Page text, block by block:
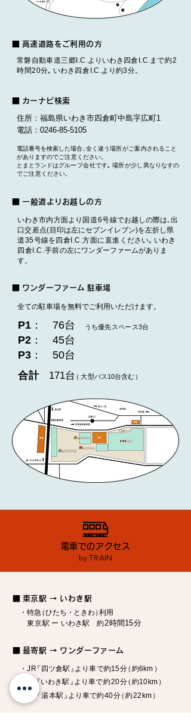
高速道路をご利用の方
常磐自動車道三郷I.C .よりいわき 四倉I.C.まで約2
時間20分｡​ いわき 四 倉 I.C.より 約3分。
■ カーナビ検索
住所：福島県いわき市四倉町中島字広町1
電話：0246-85-5105
電話番号を検索した場合､ 全く違う場所がご案内されること
がありますのでご注意ください。
とまとランドはグループ会社です｡ 場所が少し異なりなすの
でご注意ください。
一般道 よ りお越しの方
いわき市内方面より 国道6号線でお越しの際は､ 出
口交差点( 目印は左にセブンイレブン)を左折し 県
道35号線を 四倉I.C.方面に直進 ください｡ いわき
四倉I.C.手前の左にワンダーファームがありま
す。
ワ ンダーファ ーム 駐車場
全ての駐車場を無料でご利用いただけます。
P1 ： 76台 うち優先スペー ス3台
P2 ：
45台
P3 ： 50台
合計171台（ 大型バス10台含む ）
by TRAIN
電車でのアクセス
東京駅 → いわき駅
・特急（ひたち・ ときわ）利 用
東京駅ー いわき駅 約2時間15分
最寄駅 → ワンダーファーム
・ J R『 四ツ倉駅 』 より 車で約15分（約6km ）
『いわき駅 』 よ り 車で約20分（約10 km ）
『湯本駅 』 よ り車で約40分（約22km ）